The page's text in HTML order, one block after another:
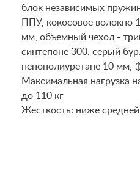
блок независимых
ППУ, кокосовое волокно
мм, объемный чехол -
синтепоне 300, серый
пенополиуретане 10 мм,
Maксимальная нагрузка
до 110 кг
Жесткость: ниже средней